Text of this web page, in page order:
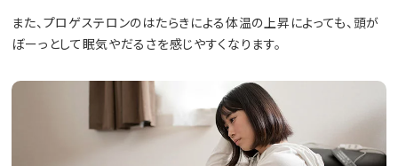
また、プロゲステロンのはたらきによる体温の上昇によっても、頭が
ぼーっとして眠気やだるさを感じやすくなります。